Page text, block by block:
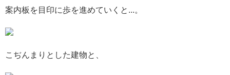
案内板を目印に歩を進めていくと...。
こぢんまりとした建物と、